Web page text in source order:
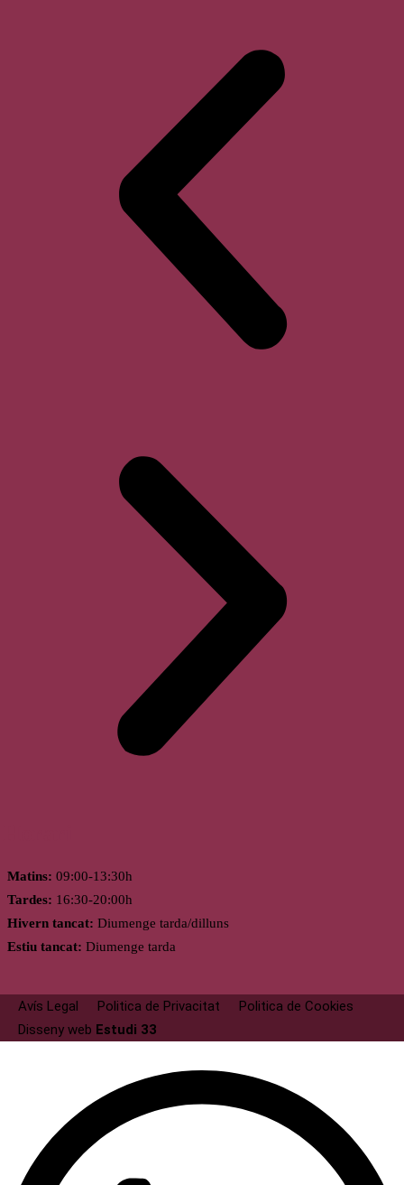
Matins: 09:00-13:30h
Tardes: 16:30-20:00h
Hivern tancat: Diumenge tarda/dilluns
Estiu tancat: Diumenge tarda
Avís Legal Politica de Privacitat
Politica de Cookies
Disseny web Estudi 33